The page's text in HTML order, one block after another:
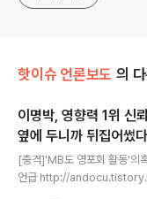
핫이슈 언론보도 의
이명박, 영향력 1위 신
옆에 두니까 뒤집어썼다
[충격]'MB도 영포회 활동'의
언급 http://